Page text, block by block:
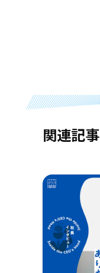
関連記事